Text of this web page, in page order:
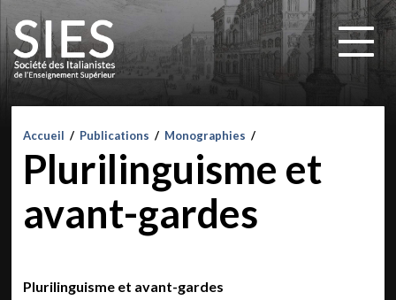
Accueil / Publications / Monographies /
Plurilinguisme et
avant-gardes
Plurilinguisme et avant-gardes